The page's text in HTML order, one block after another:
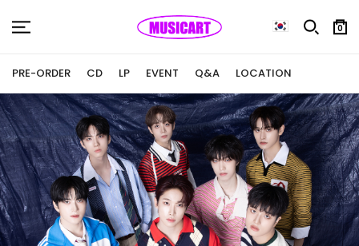
0
PRE-ORDER CD LP EVENT Q&A LOCATION